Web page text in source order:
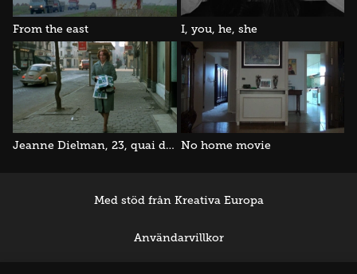
From the east I, you, he, she
Jeanne Dielman, 23, quai du commerce, 1080 Bruxelles No home movie
Med stöd från Kreativa Europa
Användarvillkor